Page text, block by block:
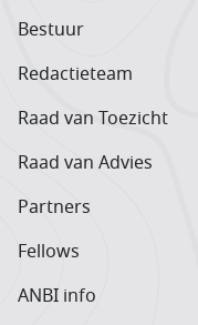
Bestuur
Redactieteam
Raad van Toezicht
Raad van Advies
Partners
Fellows
ANBI info